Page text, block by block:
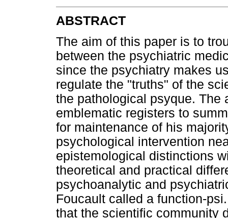
ABSTRACT
The aim of this paper is to
between the psychiatric
since the psychiatry makes
regulate the "truths" of the
the pathological psyque. The
emblematic registers to
for maintenance of his
psychological intervention
epistemological distinctions
theoretical and practical
psychoanalytic and
Foucault called a function-
that the scientific community